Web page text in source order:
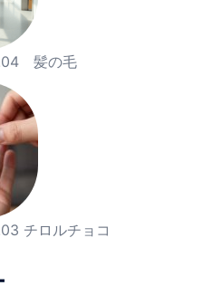
髪の毛
チロルチョコ